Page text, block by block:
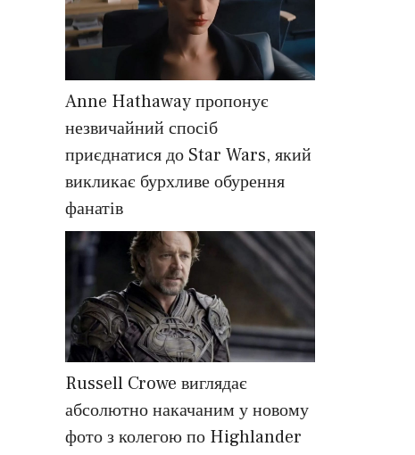
Anne Hathaway пропонує
незвичайний спосіб
приєднатися до Star Wars, який
викликає бурхливе обурення
фанатів
Russell Crowe виглядає
абсолютно накачаним у новому
фото з колегою по Highlander